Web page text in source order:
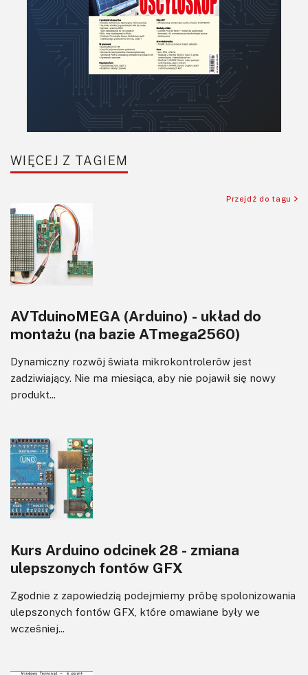
Półprzewodniki
Pomiary i testy
Projektowanie
Sensory
Software
Sterowanie
Transformatory
Tranzystory
Wzmacniacze
Zasilanie
WIĘCEJ Z TAGIEM
Przejdź do tagu
AVTduinoMEGA (Arduino) - układ do
montażu (na bazie ATmega2560)
Dynamiczny rozwój świata mikrokontrolerów jest
zadziwiający. Nie ma miesiąca, aby nie pojawił się nowy
produkt...
Kurs Arduino odcinek 28 - zmiana
ulepszonych fontów GFX
Zgodnie z zapowiedzią podejmiemy próbę spolonizowania
ulepszonych fontów GFX, które omawiane były we
wcześniej...